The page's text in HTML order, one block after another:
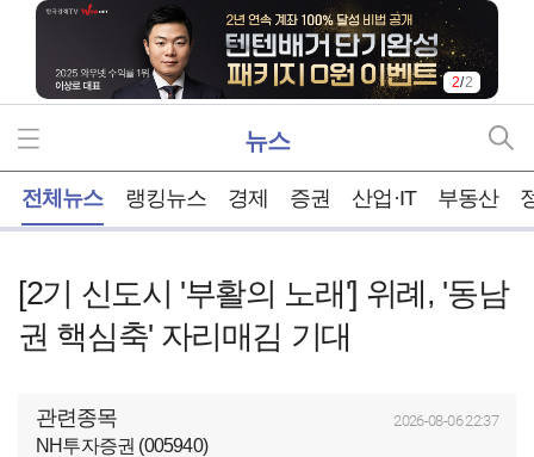
2/2
뉴스
전체뉴스 랭킹뉴스 경제 증권 산업·IT 부동산
[2기 신도시 '부활의 노래'] 위례, '동남
권 핵심축' 자리매김 기대
관련종목 2026-08-06 22:37
NH투자증권 (005940)